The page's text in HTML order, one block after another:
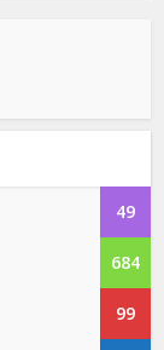
49
684
99